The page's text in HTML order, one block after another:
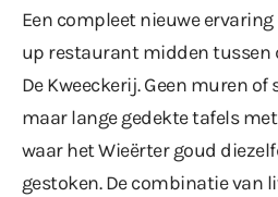
Een compleet nieuwe
up restaurant midden tussen
De Kweeckerij. Geen muren
maar lange gedekte tafels
waar het Wieërter goud
gestoken. De combinatie van